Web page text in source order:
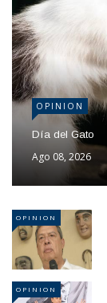
OPINION
Día del Gato
Ago 08, 2026
OPINION
OPINION